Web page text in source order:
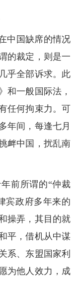
中国缺席的情况
的裁定，则是一
乎全部诉求。此
和一般国际法，
任何拘束力。可
年间，每逢七月
衅中国，扰乱南
前所谓的“仲裁
宾政府多年来的
操弄，其目的就
平，借机从中谋
系、东盟国家利
为他人效力，成